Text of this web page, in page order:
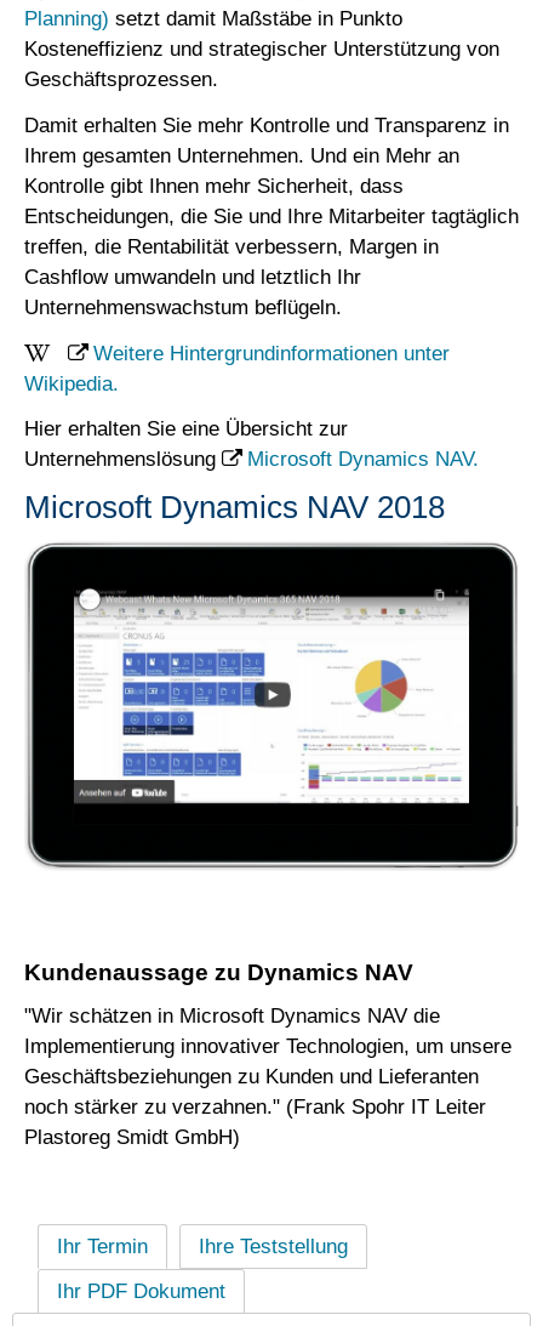
Planning) setzt damit Maßstäbe in Punkto
Kosteneffizienz und strategischer Unterstützung von
Geschäftsprozessen.
Damit erhalten Sie mehr Kontrolle und Transparenz in
Ihrem gesamten Unternehmen. Und ein Mehr an
Kontrolle gibt Ihnen mehr Sicherheit, dass
Entscheidungen, die Sie und Ihre Mitarbeiter tagtäglich
treffen, die Rentabilität verbessern, Margen in
Cashflow umwandeln und letztlich Ihr
Unternehmenswachstum beflügeln.
Weitere Hintergrundinformationen unter
Wikipedia.
Hier erhalten Sie eine Übersicht zur
Unternehmenslösung
Microsoft Dynamics NAV.
Microsoft Dynamics NAV 2018
Kundenaussage zu Dynamics NAV
"Wir schätzen in Microsoft Dynamics NAV die
Implementierung innovativer Technologien, um unsere
Geschäftsbeziehungen zu Kunden und Lieferanten
noch stärker zu verzahnen." (Frank Spohr IT Leiter
Plastoreg Smidt GmbH)
Ihr Termin
Ihre Teststellung
Ihr PDF Dokument